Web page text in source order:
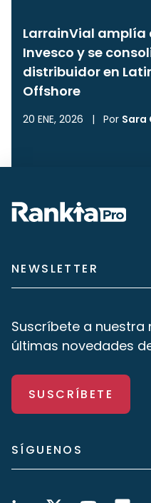
LarrainVial
Invesco y se
distribuidor en
Offshore
20 ENE, 2026 | Por Sara
NEWSLETTER
Suscríbete a
últimas novedades
SUSCRÍBETE
SÍGUENOS